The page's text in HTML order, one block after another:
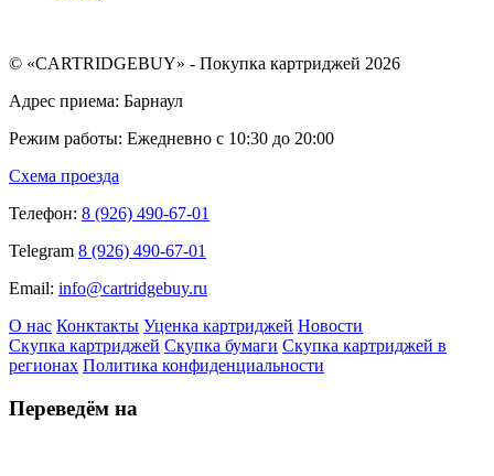
© «CARTRIDGEBUY» - Покупка картриджей 2026
Адрес приема: Барнаул
Режим работы: Ежедневно с 10:30 до 20:00
Схема проезда
Телефон: 8 (926) 490-67-01
Telegram 8 (926) 490-67-01
Email: info@cartridgebuy.ru
О нас Конктакты Уценка картриджей Новости
Скупка картриджей Скупка бумаги Скупка картриджей в
регионах Политика конфиденциальности
Переведём на